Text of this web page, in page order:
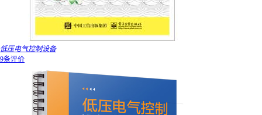
低压电气控制设备
9条评价